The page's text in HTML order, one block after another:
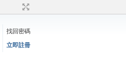
找回密碼
立即註冊